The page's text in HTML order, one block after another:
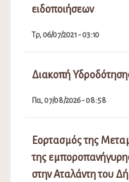
ειδοποιήσεων
Τρ, 06/07/2021 - 03:10
Διακοπή
Πα, 07/08/2026 - 08:58
Εορτασμός της
της
στην Αταλάντη του